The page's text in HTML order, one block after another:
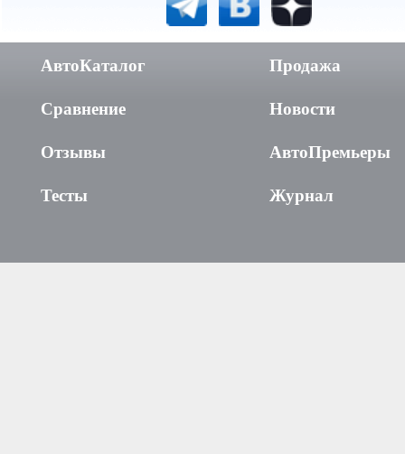
АвтоКаталог
Сравнение
Отзывы
Тесты
Продажа
Новости
АвтоПремьеры
Журнал